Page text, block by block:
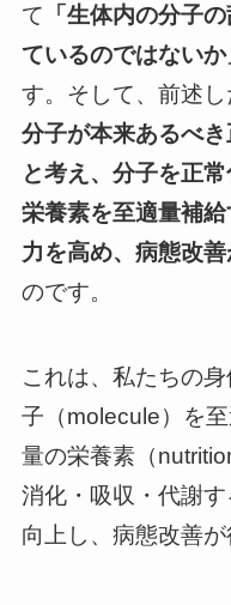
て 「生体内の分子
ているのではないか
す。そして、前述し
分子が本来あるべ
と考え、分子を正
栄養素を至適量補
力を高め、病態改善
のです。
これは、私たちの
子（molecule）を
量の栄養素（
消化・吸収・代謝
向上し、病態改善が